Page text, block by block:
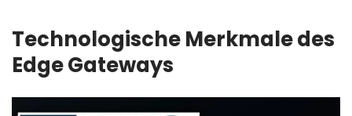
Technologische Merkmale des
Edge Gateways